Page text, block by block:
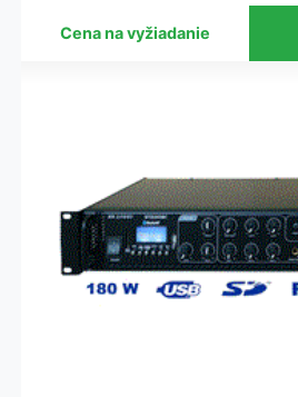
Cena na vyžiadanie